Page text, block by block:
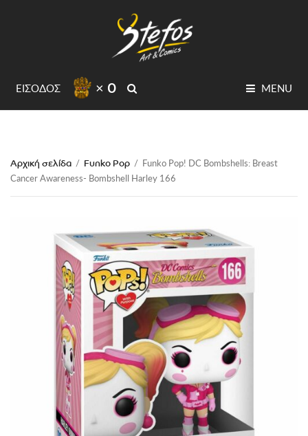
ΕΙΣΟΔΟΣ × 0 MENU
Αρχική σελίδα / Funko Pop / Funko Pop! DC Bombshells: Breast
Cancer Awareness- Bombshell Harley 166